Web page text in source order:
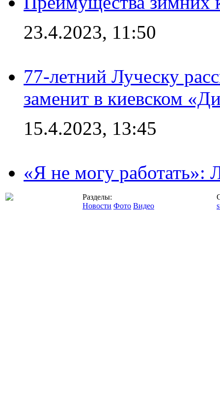
23.4.2023, 11:50
77-летний Луческу
заменит в киевском
15.4.2023, 13:45
«Я не могу работать»:
Разделы:
Новости Фото Видео